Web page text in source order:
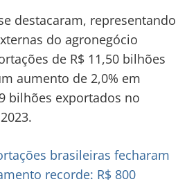
destacaram, representando
do agronegócio
de R$ 11,50 bilhões
aumento de 2,0% em
bilhões exportados no
brasileiras fecharam
recorde: R$ 800